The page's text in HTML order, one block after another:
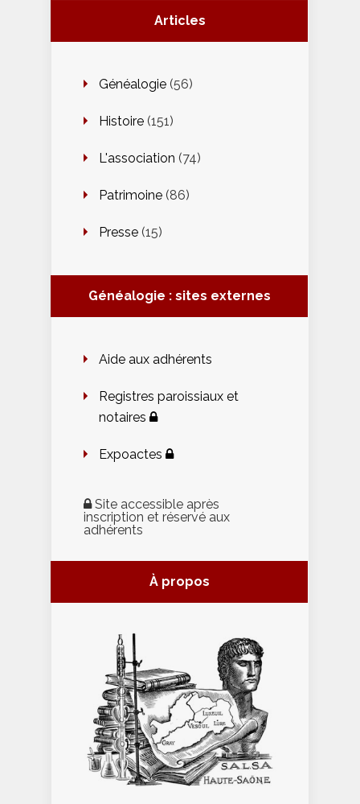
Articles
Généalogie (56)
Histoire (151)
L'association (74)
Patrimoine (86)
Presse (15)
Généalogie : sites externes
Aide aux adhérents
Registres paroissiaux et
notaires
Expoactes
Site accessible après
inscription et réservé aux
adhérents
À propos